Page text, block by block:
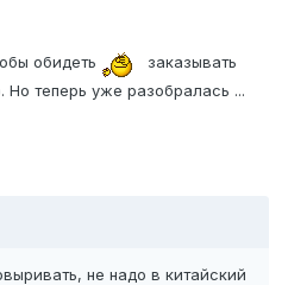
обидеть
заказывать
Но теперь уже разобралась ...
не надо в китайский